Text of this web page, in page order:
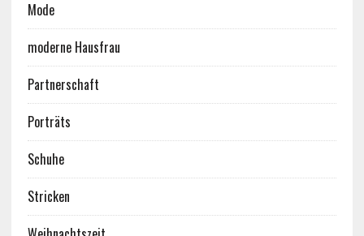
Mode
moderne Hausfrau
Partnerschaft
Porträts
Schuhe
Stricken